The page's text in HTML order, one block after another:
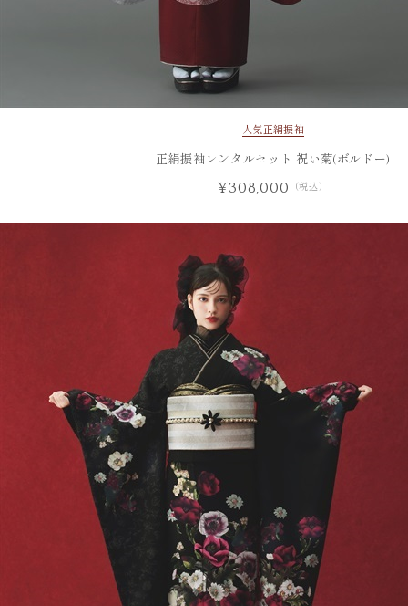
人気 正絹振袖
正絹振袖レンタルセット 祝い菊(ボルドー)
¥308,000 （税込）